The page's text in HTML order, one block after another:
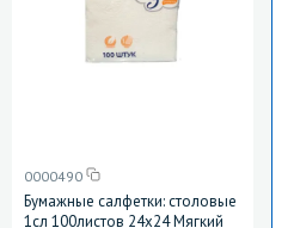
0000490
Бумажные салфетки: столовые
1сл 100листов 24х24 Мягкий